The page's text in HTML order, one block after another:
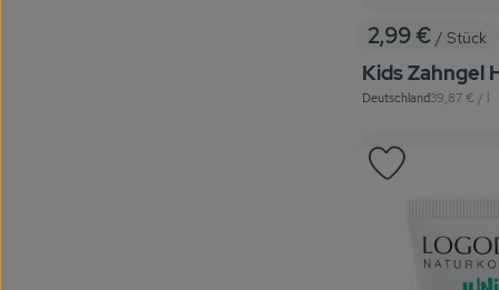
, Preis:
2,99 € / Stück
Kids Zahngel
, Herkunft:
Deutschland,39,87 € / l
Produkt